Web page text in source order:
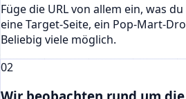
Füge die URL von allem ein, was
eine Target-Seite, ein Pop-Mart-
Beliebig viele möglich.
02